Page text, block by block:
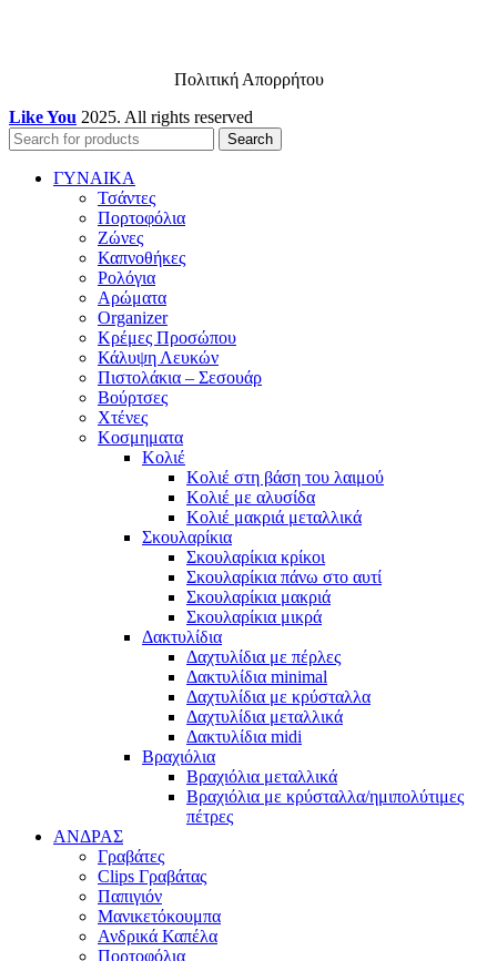
Πολιτική Απορρήτου
Like You 2025. All rights reserved
Search
ΓΥΝΑΙΚΑ
Τσάντες
Πορτοφόλια
Ζώνες
Καπνοθήκες
Ρολόγια
Αρώματα
Organizer
Κρέμες Προσώπου
Κάλυψη Λευκών
Πιστολάκια – Σεσουάρ
Βούρτσες
Χτένες
Κοσμηματα
Κολιέ
Κολιέ στη βάση του λαιμού
Κολιέ με αλυσίδα
Κολιέ μακριά μεταλλικά
Σκουλαρίκια
Σκουλαρίκια κρίκοι
Σκουλαρίκια πάνω στο αυτί
Σκουλαρίκια μακριά
Σκουλαρίκια μικρά
Δακτυλίδια
Δαχτυλίδια με πέρλες
Δακτυλίδια minimal
Δαχτυλίδια με κρύσταλλα
Δαχτυλίδια μεταλλικά
Δακτυλίδια midi
Βραχιόλια
Βραχιόλια μεταλλικά
Βραχιόλια με κρύσταλλα/ημιπολύτιμες
πέτρες
ΑΝΔΡΑΣ
Γραβάτες
Clips Γραβάτας
Παπιγιόν
Μανικετόκουμπα
Ανδρικά Καπέλα
Πορτοφόλια